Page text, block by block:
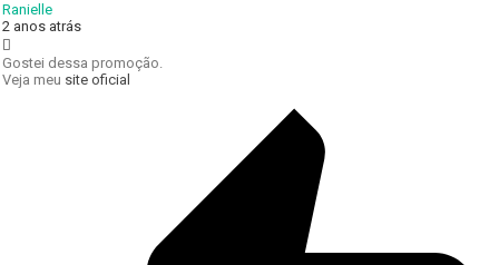
Ranielle
2 anos atrás
Gostei dessa promoção.
Veja meu site oficial